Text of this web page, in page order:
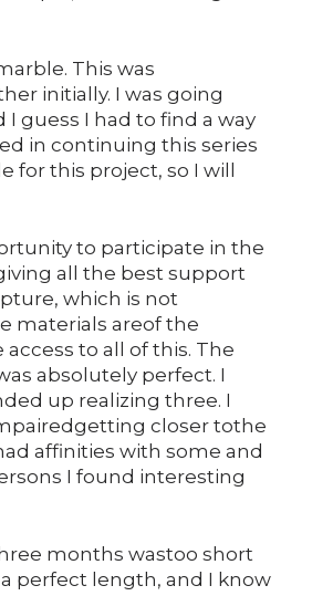
This was
initially. I was going
guess I had to find a way
in continuing this series
for this project, so I will
to participate in the
all the best support
which is not
materials areof the
to all of this. The
absolutely perfect. I
up realizing three. I
closer tothe
affinities with some and
I found interesting
months wastoo short
perfect length, and I know